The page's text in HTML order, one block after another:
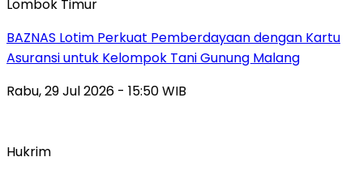
Lombok Timur
BAZNAS Lotim Perkuat Pemberdayaan dengan Kartu
Asuransi untuk Kelompok Tani Gunung Malang
Rabu, 29 Jul 2026 - 15:50 WIB
Hukrim